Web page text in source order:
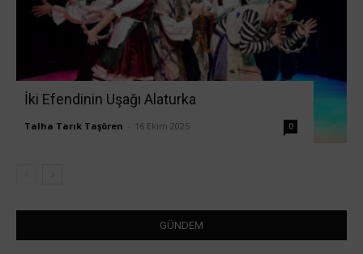
İki Efendinin Uşağı Alaturka
Talha Tarık Taşören 16 Ekim 2025 0
GÜNDEM